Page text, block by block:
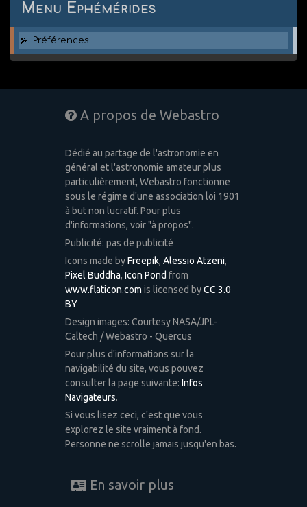
Menu Ephémérides
Préférences
A propos de Webastro
Dédié au partage de l'astronomie en
général et l'astronomie amateur plus
particulièrement, Webastro fonctionne
sous le régime d'une association loi 1901
à but non lucratif. Pour plus
d'informations, voir "à propos".
Publicité: pas de publicité
Icons made byFreepik, Alessio Atzeni,
Pixel Buddha, Icon Pond from
www.flaticon.com is licensed byCC 3.0
BY
Design images: Courtesy NASA/JPL-
Caltech / Webastro - Quercus
Pour plus d'informations sur la
navigabilité du site, vous pouvez
consulter la page suivante: Infos
Navigateurs.
Si vous lisez ceci, c'est que vous
explorez le site vraiment à fond.
Personne ne scrolle jamais jusqu'en bas.
En savoir plus